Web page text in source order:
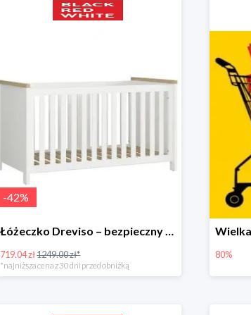
-42%
Łóżeczko Dreviso – bezpieczny i spokojny sen maluszka
719.04 zł1249.00 zł*
*najniższa cena z 30 dni przed obniżką
80%